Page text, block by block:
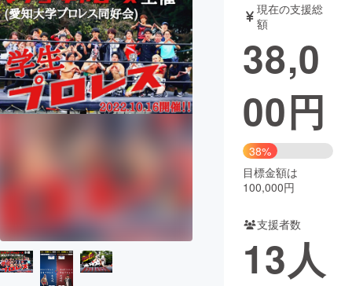
テクノロジー・ガジェット
映像・映画 書籍・雑誌
ビジネス・起業 チャレンジ
まちづくり・地域活性化
CAMPFIRE Creation
CAMPFIREふるさと納税
コミュニティ
現在の支援総
額
38,0
00円
38%
目標金額は
100,000円
支援者数
13人